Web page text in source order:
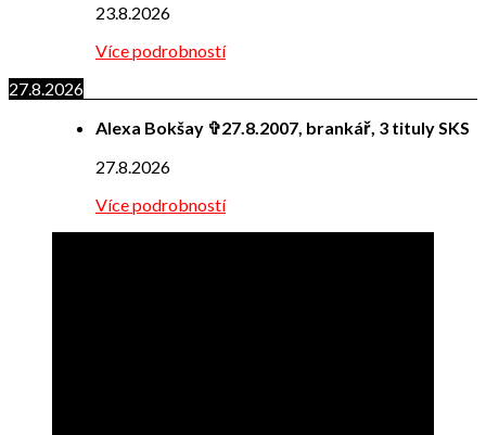
23.8.2026
Více podrobností
27.8.2026
Alexa Bokšay ✞27.8.2007, brankář, 3 tituly SKS
27.8.2026
Více podrobností